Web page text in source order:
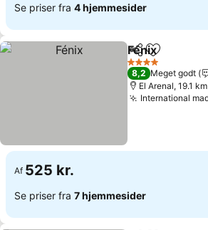
Se priser fra 4 hjemmesider
Del Føj til
Fénix
4 Stjerner
8,2 Meget godt
El Arenal, 19.1
International
Af 525 kr.
Se priser fra 7 hjemmesider